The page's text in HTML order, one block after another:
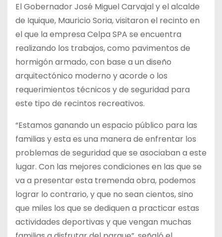
El Gobernador José Miguel Carvajal y el alcalde
de Iquique, Mauricio Soria, visitaron el recinto en
el que la empresa Celpa SPA se encuentra
realizando los trabajos, como pavimentos de
hormigón armado, con base a un diseño
arquitectónico moderno y acorde o los
requerimientos técnicos y de seguridad para
este tipo de recintos recreativos.
“Estamos ganando un espacio público para las
familias y esta es una manera de enfrentar los
problemas de seguridad que se asociaban a este
lugar. Con las mejores condiciones en las que se
va a presentar esta tremenda obra, podemos
lograr lo contrario, y que no sean cientos, sino
que miles los que se dediquen a practicar estas
actividades deportivas y que vengan muchas